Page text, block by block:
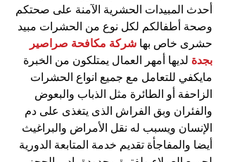
أحدث المبيدات الحشرية الآمنة على صحتكم
وصحة أطفالكم لكل نوع من الحشرات مبيد
حشرى خاص بها شركة مكافحة صراصير
بجدة لديها أمهر العمال يمتلكون من الخبرة
مايكفي للتعامل مع جميع انواع الحشرات
الزاحفة أو الطائرة مثل الذباب والبعوض
والفئران وبق الفراش الذى يتغذى على دم
الإنسان ويسبب له نقل الأمراض والبراغيث
أيضا والمفاجأة تقديم خدمة المتابعة الدورية